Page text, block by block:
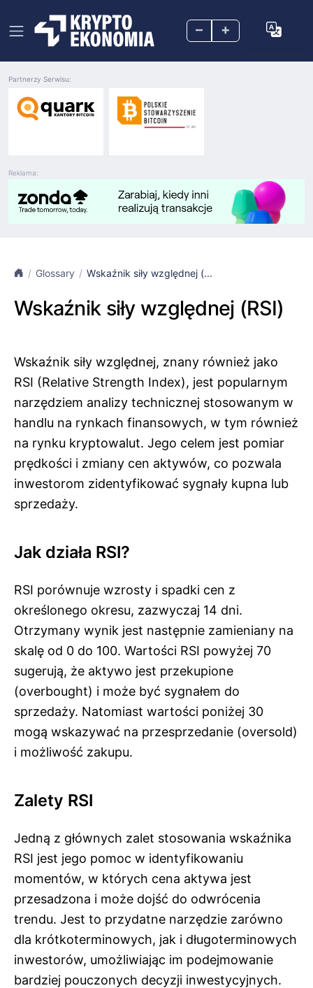
– +
Reklama:
Partnerzy Serwisu:
Glossary Wskaźnik siły względnej (...
Wskaźnik siły względnej (RSI)
Wskaźnik siły względnej, znany również jako
RSI (Relative Strength Index), jest popularnym
narzędziem analizy technicznej stosowanym w
handlu na rynkach finansowych, w tym również
na rynku kryptowalut. Jego celem jest pomiar
prędkości i zmiany cen aktywów, co pozwala
inwestorom zidentyfikować sygnały kupna lub
sprzedaży.
Jak działa RSI?
RSI porównuje wzrosty i spadki cen z
określonego okresu, zazwyczaj 14 dni.
Otrzymany wynik jest następnie zamieniany na
skalę od 0 do 100. Wartości RSI powyżej 70
sugerują, że aktywo jest przekupione
(overbought) i może być sygnałem do
sprzedaży. Natomiast wartości poniżej 30
mogą wskazywać na przesprzedanie (oversold)
i możliwość zakupu.
Zalety RSI
Jedną z głównych zalet stosowania wskaźnika
RSI jest jego pomoc w identyfikowaniu
momentów, w których cena aktywa jest
przesadzona i może dojść do odwrócenia
trendu. Jest to przydatne narzędzie zarówno
dla krótkoterminowych, jak i długoterminowych
inwestorów, umożliwiając im podejmowanie
bardziej pouczonych decyzji inwestycyjnych.